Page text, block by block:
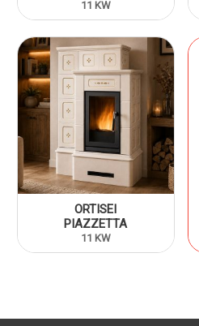
11 KW
ORTISEI
PIAZZETTA
11 KW